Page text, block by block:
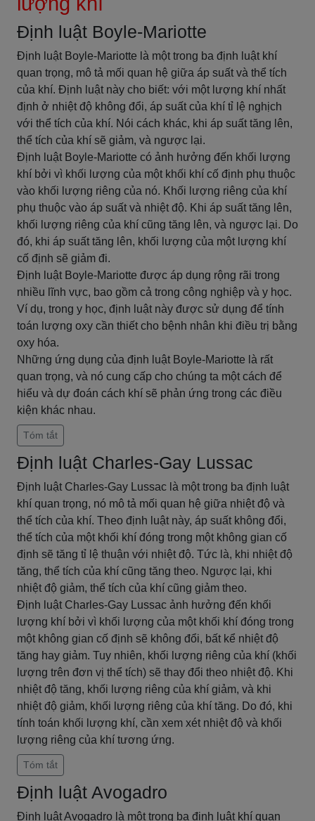
Định luật Boyle-Mariotte
Định luật Boyle-Mariotte là một trong ba định luật khí
quan trọng, mô tả mối quan hệ giữa áp suất và thể tích
của khí. Định luật này cho biết: với một lượng khí nhất
định ở nhiệt độ không đổi, áp suất của khí tỉ lệ nghịch
với thể tích của khí. Nói cách khác, khi áp suất tăng lên,
thể tích của khí sẽ giảm, và ngược lại.
Định luật Boyle-Mariotte có ảnh hưởng đến khối lượng
khí bởi vì khối lượng của một khối khí cố định phụ thuộc
vào khối lượng riêng của nó. Khối lượng riêng của khí
phụ thuộc vào áp suất và nhiệt độ. Khi áp suất tăng lên,
khối lượng riêng của khí cũng tăng lên, và ngược lại. Do
đó, khi áp suất tăng lên, khối lượng của một lượng khí
cố định sẽ giảm đi.
Định luật Boyle-Mariotte được áp dụng rộng rãi trong
nhiều lĩnh vực, bao gồm cả trong công nghiệp và y học.
Ví dụ, trong y học, định luật này được sử dụng để tính
toán lượng oxy cần thiết cho bệnh nhân khi điều trị bằng
oxy hóa.
Những ứng dụng của định luật Boyle-Mariotte là rất
quan trọng, và nó cung cấp cho chúng ta một cách để
hiểu và dự đoán cách khí sẽ phản ứng trong các điều
kiện khác nhau.
Tóm tắt
Định luật Charles-Gay Lussac
Định luật Charles-Gay Lussac là một trong ba định luật
khí quan trọng, nó mô tả mối quan hệ giữa nhiệt độ và
thể tích của khí. Theo định luật này, áp suất không đổi,
thể tích của một khối khí đóng trong một không gian cố
định sẽ tăng tỉ lệ thuận với nhiệt độ. Tức là, khi nhiệt độ
tăng, thể tích của khí cũng tăng theo. Ngược lại, khi
nhiệt độ giảm, thể tích của khí cũng giảm theo.
Định luật Charles-Gay Lussac ảnh hưởng đến khối
lượng khí bởi vì khối lượng của một khối khí đóng trong
một không gian cố định sẽ không đổi, bất kể nhiệt độ
tăng hay giảm. Tuy nhiên, khối lượng riêng của khí (khối
lượng trên đơn vị thể tích) sẽ thay đổi theo nhiệt độ. Khi
nhiệt độ tăng, khối lượng riêng của khí giảm, và khi
nhiệt độ giảm, khối lượng riêng của khí tăng. Do đó, khi
tính toán khối lượng khí, cần xem xét nhiệt độ và khối
lượng riêng của khí tương ứng.
Tóm tắt
Định luật Avogadro
Định luật Avogadro là một trong ba định luật khí quan